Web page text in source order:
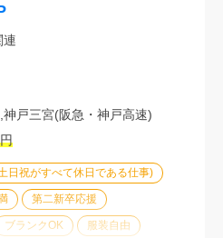
日祝がすべて休日である仕事)
第二新卒応援
ブランクOK 服装自由
連
戸三宮(阪急・神戸高速)